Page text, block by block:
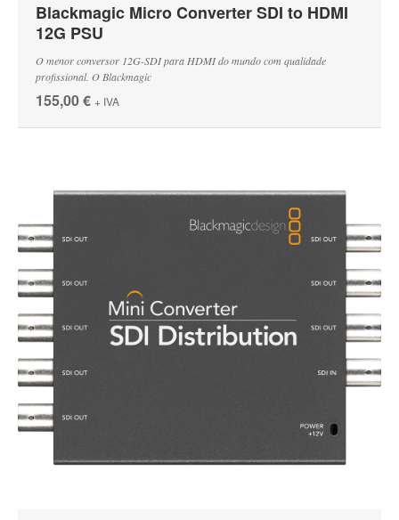
Blackmagic Micro Converter SDI to HDMI
12G PSU
O menor conversor 12G-SDI para HDMI do mundo com qualidade
profissional. O Blackmagic
155,00 € + IVA